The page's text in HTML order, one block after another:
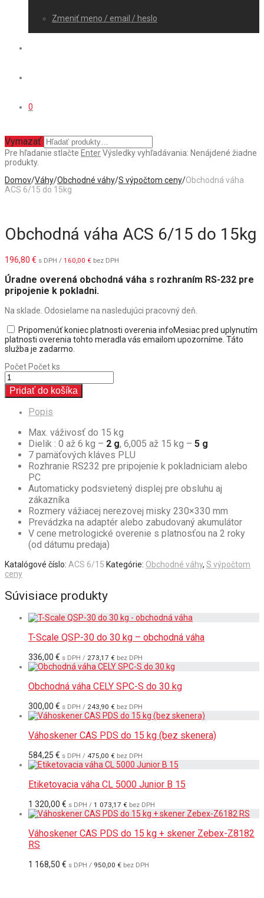
Zmeniť meno / email / heslo
0
Vymazať
Pre hľadanie stlačte EnterVýsledky vyhľadávania: Nenájdené žiadne
produkty.
Domov/Váhy/Obchodné váhy/S výpočtom ceny/Obchodná váha
ACS 6/15 do 15kg
Obchodná váha ACS 6/15 do 15kg
196,80 € s DPH / 160,00 € bez DPH
Úradne overená obchodná váha s rozhraním RS-232 pre
pripojenie k pokladni.
Na sklade. Odosielame na nasledujúci pracovný deň.
Pripomenúť koniec platnosti overenia infoMesiac pred uplynutím
platnosti overenia tohto meradla vás emailom upozorníme. Táto
služba je zadarmo.
PočetPočet ks
Pridať do košíka
Popis
Max. váživosť do 15 kg
Dielik : 0 až 6 kg – 2 g, 6,005 až 15 kg – 5 g
7 pamäťových kláves PLU
Rozhranie RS232 pre pripojenie k pokladniciam alebo
PC
Automaticky podsvietený displej pre obsluhu aj
zákazníka
Rozmery vážiacej nerezovej misky 230×330 mm
Prevádzka na adaptér alebo zabudovaný akumulátor
V cene metrologické overenie s platnosťou na 2 roky
(od dátumu predaja)
Katalógové číslo: ACS 6/15 Kategórie: Obchodné váhy, S výpočtom
ceny
Súvisiace produkty
T-Scale QSP-30 do 30 kg – obchodná váha
336,00 € s DPH / 273,17 € bez DPH
Obchodná váha CELY SPC-S do 30 kg
300,00 € s DPH / 243,90 € bez DPH
Váhoskener CAS PDS do 15 kg (bez skenera)
584,25 € s DPH / 475,00 € bez DPH
Etiketovacia váha CL 5000 Junior B 15
1 320,00 € s DPH / 1 073,17 € bez DPH
Váhoskener CAS PDS do 15 kg + skener Zebex-Z8182
RS
1 168,50 € s DPH / 950,00 € bez DPH